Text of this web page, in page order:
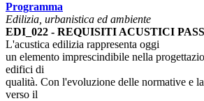
Programma
Edilizia, urbanistica ed ambiente
EDI_022 - REQUISITI ACUSTICI
L'acustica edilizia rappresenta oggi
un elemento imprescindibile nella
edifici di
qualità. Con l'evoluzione delle normative e
verso il